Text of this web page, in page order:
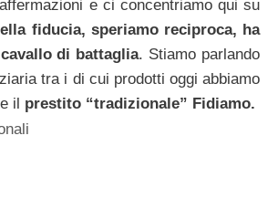
e ci concentriamo qui su
fiducia, speriamo reciproca, ha
di battaglia. Stiamo parlando
tra i di cui prodotti oggi abbiamo
il prestito “tradizionale” Fidiamo.